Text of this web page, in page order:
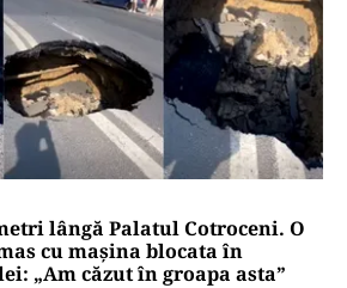
lângă Palatul Cotroceni. O
cu mașina blocata în
„Am căzut în groapa asta”